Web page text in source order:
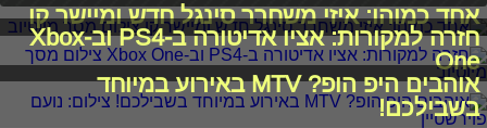
אחד כמוהו: איזי משחרר סינגל חדש ומיישר קו
חזרה למקורות: אציו אדיטורה ב-PS4 וב-Xbox
One
אוהבים היפ הופ? MTV באירוע במיוחד
בשבילכם!